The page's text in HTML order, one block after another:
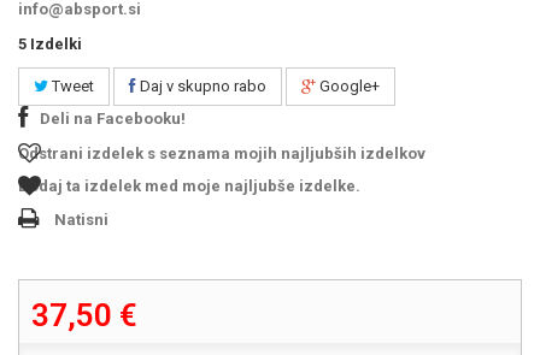
info@absport.si
5 Izdelki
Tweet Daj v skupno rabo
Google+
Deli na Facebooku!
Odstrani izdelek s seznama mojih najljubših izdelkov
Dodaj ta izdelek med moje najljubše izdelke.
Natisni
37,50 €